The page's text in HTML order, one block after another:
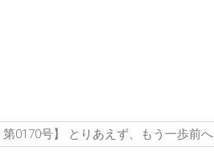
第0170号】 とりあえず、もう一歩前へ